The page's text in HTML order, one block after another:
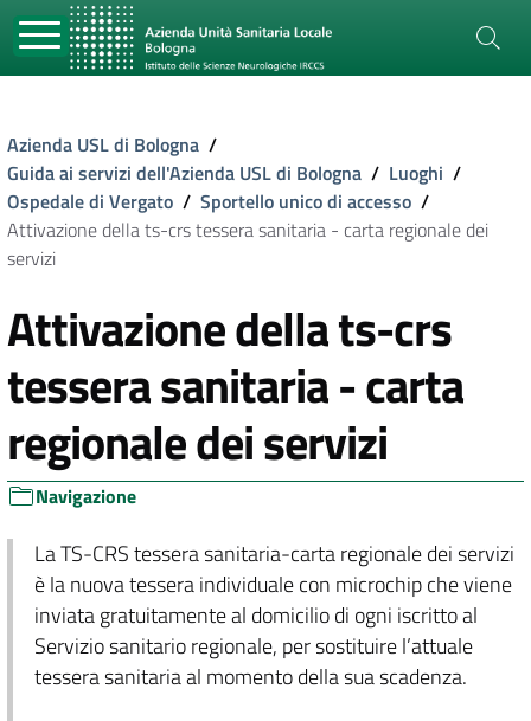
Azienda USL di Bologna /
Guida ai servizi dell'Azienda USL di Bologna / Luoghi /
Ospedale di Vergato / Sportello unico di accesso /
Attivazione della ts-crs tessera sanitaria - carta regionale dei
servizi
Attivazione della ts-crs
tessera sanitaria - carta
regionale dei servizi
Navigazione
La TS-CRS tessera sanitaria-carta regionale dei servizi
è la nuova tessera individuale con microchip che viene
inviata gratuitamente al domicilio di ogni iscritto al
Servizio sanitario regionale, per sostituire l’attuale
tessera sanitaria al momento della sua scadenza.